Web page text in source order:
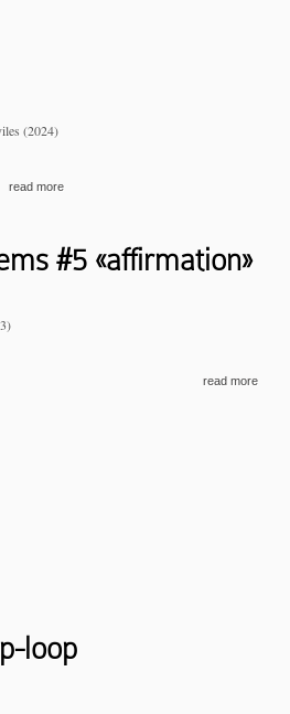
(2024)
read more
#5 «affirmation»
read more
loop